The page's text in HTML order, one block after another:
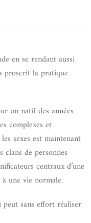
en se rendant aussi
proscrit la pratique
un natif des années
complexes et
sexes est maintenant
de personnes
centraux d’une
une vie normale.
sans effort réaliser